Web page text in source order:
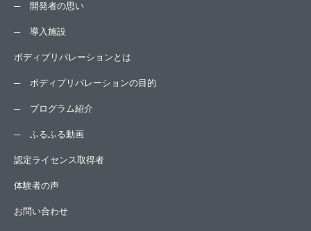
開発者の思い
導入施設
ボディプリパレーションとは
ボディプリパレーションの目的
プログラム紹介
ふるふる動画
認定ライセンス取得者
体験者の声
お問い合わせ